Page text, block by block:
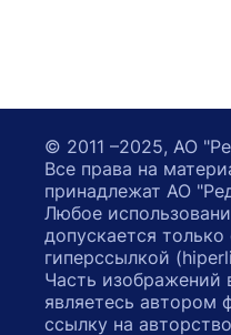
© 2011 –2025, АО
Все права на
принадлежат АО
Любое
допускается
гиперссылкой
Часть изображений
являетесь
ссылку на